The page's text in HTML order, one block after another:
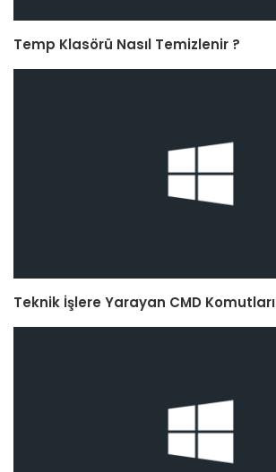
Temp Klasörü Nasıl Temizlenir ?
Teknik İşlere Yarayan CMD Komutları